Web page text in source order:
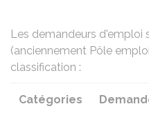
Les demandeurs d'emploi
(anciennement Pôle
classification :
Catégories